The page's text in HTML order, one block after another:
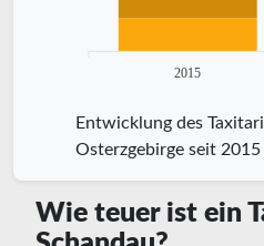
2015
Entwicklung des
Osterzgebirge seit 2015
Wie teuer ist ein